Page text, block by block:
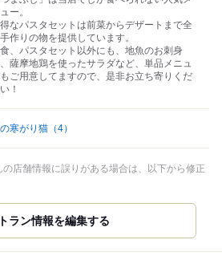
ー。
なパスタセットは前菜からデザートまで全
作りの物を提供しています。
、パスタセット以外にも、地魚のお刺身
薩摩地鶏を使ったサラダなど、単品メニュ
ご用意してますので、是非お立ち寄りくだ
！
寒がり猫 （4）
店舗情報に誤りがある場合は、以下から修正
ラン情報を編集する